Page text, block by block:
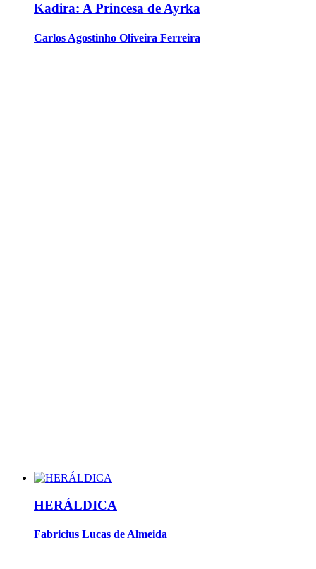
Kadira: A Princesa de Ayrka
Carlos Agostinho Oliveira Ferreira
HERÁLDICA
Fabricius Lucas de Almeida